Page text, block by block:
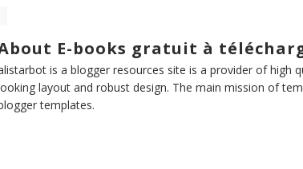
E-books gratuit à
is a blogger resources site is a provider of high
layout and robust design. The main mission of
templates.